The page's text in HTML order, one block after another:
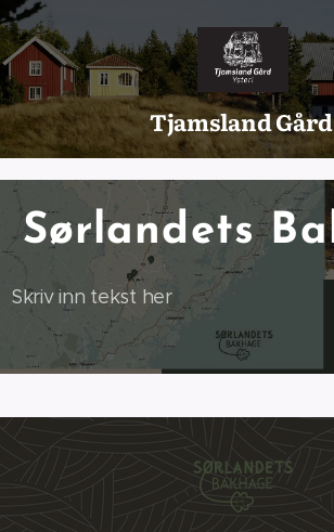
Tjamsland
Sørlandets
Skriv inn tekst her